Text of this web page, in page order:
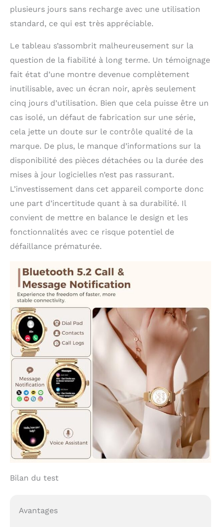
plusieurs jours sans recharge avec une utilisation
standard, ce qui est très appréciable.
Le tableau s’assombrit malheureusement sur la
question de la fiabilité à long terme. Un témoignage
fait état d’une montre devenue complètement
inutilisable, avec un écran noir, après seulement
cinq jours d’utilisation. Bien que cela puisse être un
cas isolé, un défaut de fabrication sur une série,
cela jette un doute sur le contrôle qualité de la
marque. De plus, le manque d’informations sur la
disponibilité des pièces détachées ou la durée des
mises à jour logicielles n’est pas rassurant.
L’investissement dans cet appareil comporte donc
une part d’incertitude quant à sa durabilité. Il
convient de mettre en balance le design et les
fonctionnalités avec ce risque potentiel de
défaillance prématurée.
Bilan du test
Avantages